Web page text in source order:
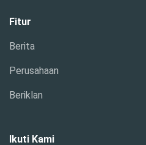
Fitur
Berita
Perusahaan
Beriklan
Ikuti Kami